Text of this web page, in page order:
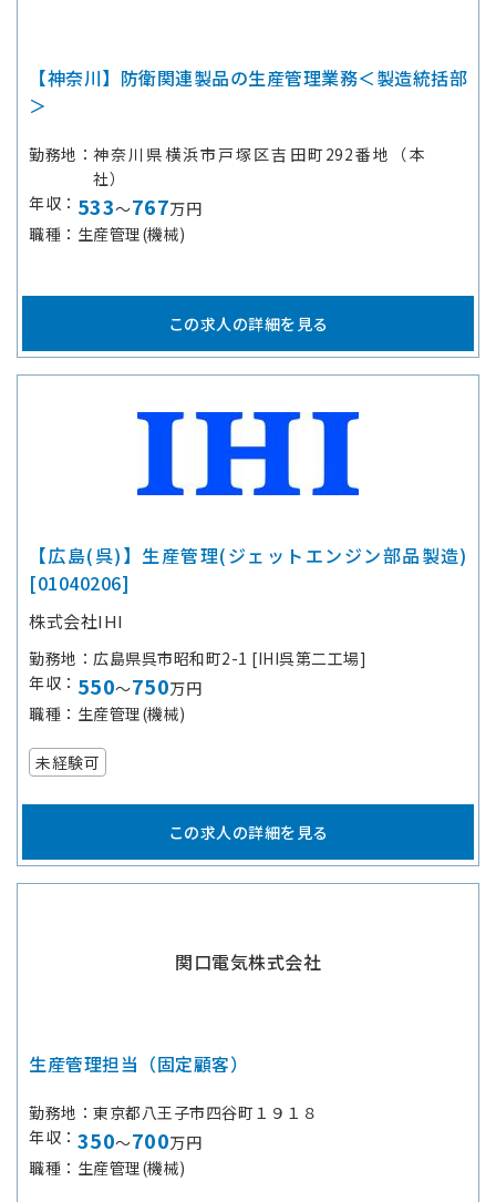
【神奈川】防衛関連製品の生産管理業務＜製造統括部
＞
勤務地
神奈川県横浜市戸塚区吉田町292番地（本
社）
年収
533～767万円
職種
生産管理(機械)
この求人の詳細を見る
【広島(呉)】生産管理(ジェットエンジン部品製造)
[01040206]
株式会社IHI
勤務地
広島県呉市昭和町2-1 [IHI呉第二工場]
年収
550～750万円
職種
生産管理(機械)
未経験可
この求人の詳細を見る
関口電気株式会社
生産管理担当（固定顧客）
勤務地
東京都八王子市四谷町１９１８
年収
350～700万円
職種
生産管理(機械)